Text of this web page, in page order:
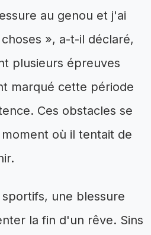
au genou et j'ai
», a-t-il déclaré,
plusieurs épreuves
marqué cette période
Ces obstacles se
où il tentait de
une blessure
la fin d'un rêve. Sins